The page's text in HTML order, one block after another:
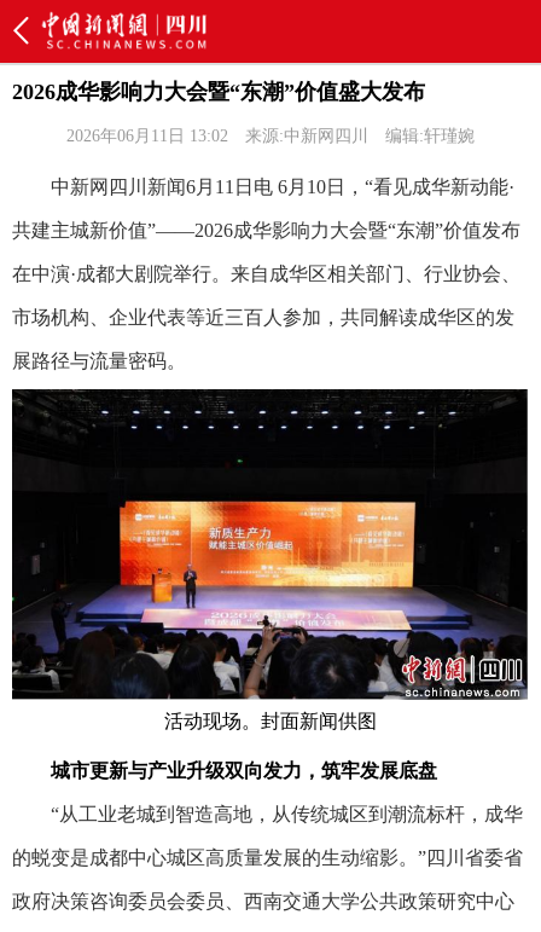
2026成华影响力大会暨“东潮”价值盛大发布
2026年06月11日 13:02 来源:中新网四川 编辑:轩瑾婉
中新网四川新闻6月11日电 6月10日，“看见成华新动能·
共建主城新价值”——2026成华影响力大会暨“东潮”价值发布
在中演·成都大剧院举行。来自成华区相关部门、行业协会、
市场机构、企业代表等近三百人参加，共同解读成华区的发
展路径与流量密码。
活动现场。封面新闻供图
城市更新与产业升级双向发力，筑牢发展底盘
“从工业老城到智造高地，从传统城区到潮流标杆，成华
的蜕变是成都中心城区高质量发展的生动缩影。”四川省委省
政府决策咨询委员会委员、西南交通大学公共政策研究中心